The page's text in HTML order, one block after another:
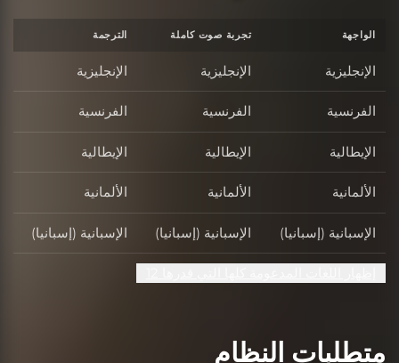
الواجهة تجربة صوت كاملة الترجمة
الإنجليزية الإنجليزية الإنجليزية
الفرنسية الفرنسية الفرنسية
الإيطالية الإيطالية الإيطالية
الألمانية الألمانية الألمانية
الإسبانية (إسبانيا) الإسبانية (إسبانيا) الإسبانية (إسبانيا)
متطلبات النظام